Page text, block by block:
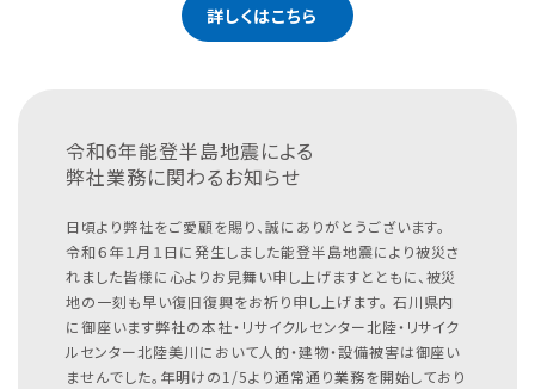
詳しくはこちら
令和6年能登半島地震による
弊社業務に関わるお知らせ
日頃より弊社をご愛顧を賜り、誠にありがとうございます。
令和６年１月１日に発生しました能登半島地震により被災さ
れました皆様に心よりお見舞い申し上げますとともに、被災
地の一刻も早い復旧復興をお祈り申し上げます。 石川県内
に御座います弊社の本社・リサイクルセンター北陸・リサイク
ルセンター北陸美川において人的・建物・設備被害は御座い
ませんでした。年明けの1/5より通常通り業務を開始しており